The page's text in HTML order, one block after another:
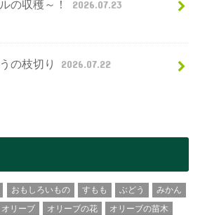
の収穫～！ 2026.07.23
の枝切り 2026.07.22
おもしろいもの すもも ぶどう
みかん
オリーブ オリーブの花
オリーブの苗木